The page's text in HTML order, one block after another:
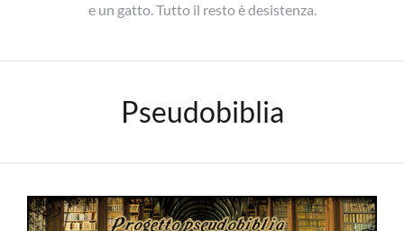
e un gatto. Tutto il resto è desistenza.
Pseudobiblia